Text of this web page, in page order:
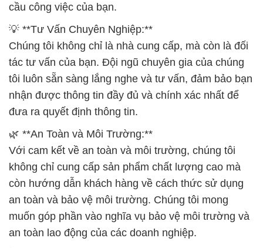
cầu công việc của bạn.
💡 **Tư Vấn Chuyên Nghiệp:**
Chúng tôi không chỉ là nhà cung cấp, mà còn là đối
tác tư vấn của bạn. Đội ngũ chuyên gia của chúng
tôi luôn sẵn sàng lắng nghe và tư vấn, đảm bảo bạn
nhận được thông tin đầy đủ và chính xác nhất để
đưa ra quyết định thông tin.
🌿 **An Toàn và Môi Trường:**
Với cam kết về an toàn và môi trường, chúng tôi
không chỉ cung cấp sản phẩm chất lượng cao mà
còn hướng dẫn khách hàng về cách thức sử dụng
an toàn và bảo vệ môi trường. Chúng tôi mong
muốn góp phần vào nghĩa vụ bảo vệ môi trường và
an toàn lao động của các doanh nghiệp.